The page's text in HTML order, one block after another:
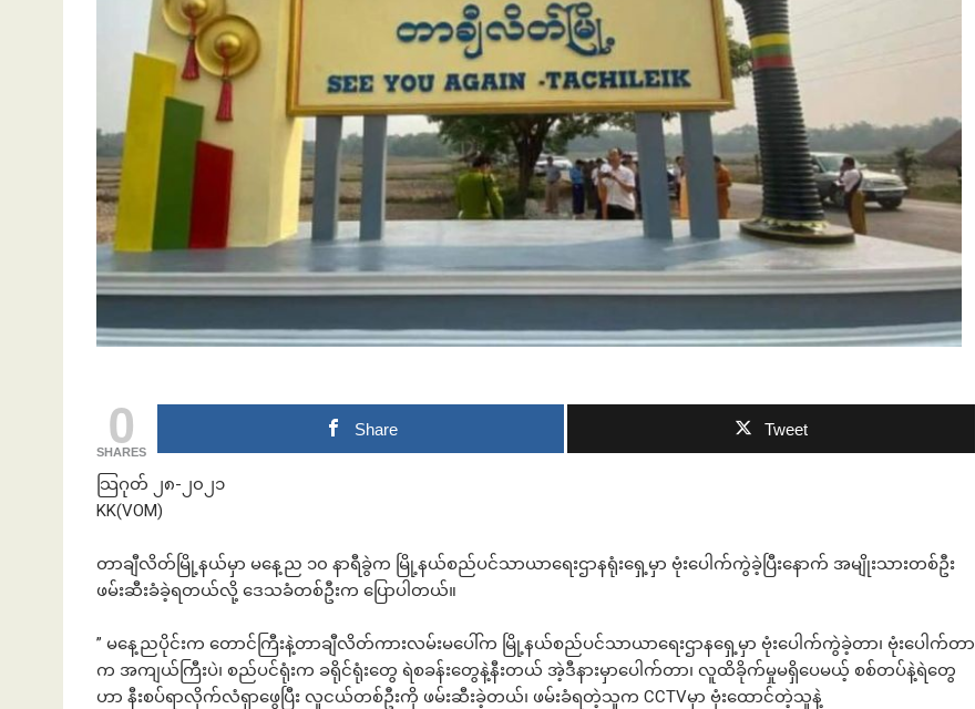
0
SHARES
Share Tweet
သြဂုတ် ၂၈-၂၀၂၁
KK(VOM)
တာချီလိတ်​မြို့နယ်မှာ မနေ့ည ၁၀ နာရီခွဲက မြို့နယ်စည်​ပင်​သာယာ​ရေးဌာနရုံး​ရှေ့မှာ ဗုံးပေါက်ကွဲခဲ့ပြီးနောက် အမျိုးသားတစ်ဦး
ဖမ်းဆီးခံခဲ့ရတယ်လို့ ဒေသခံတစ်ဦးက ပြောပါတယ်။
” မနေ့ညပိုင်းက တောင်ကြီးနဲ့တာချီလိတ်ကားလမ်းမပေါ်က မြို့နယ်စည်ပင်သာယာရေးဌာနရှေ့မှာ ဗုံးပေါက်ကွဲခဲ့တာ၊ ဗုံးပေါက်တာ
က အကျယ်ကြီးပဲ၊ စည်ပင်ရုံးက ခရိုင်ရုံးတွေ ရဲစခန်းတွေနဲ့နီးတယ် အဲ့ဒီနားမှာပေါက်တာ၊ လူထိခိုက်မှုမရှိပေမယ့် စစ်တပ်နဲ့ရဲတွေ
ဟာ နီးစပ်ရာလိုက်လံရှာဖွေပြီး လူငယ်တစ်ဦးကို ဖမ်းဆီးခဲ့တယ်၊ ဖမ်းခံရတဲ့သူက CCTVမှာ ဗုံးထောင်တဲ့သူနဲ့
ဘဏ်နဲ့အကြွေး ဘာလျှော့မလဲ